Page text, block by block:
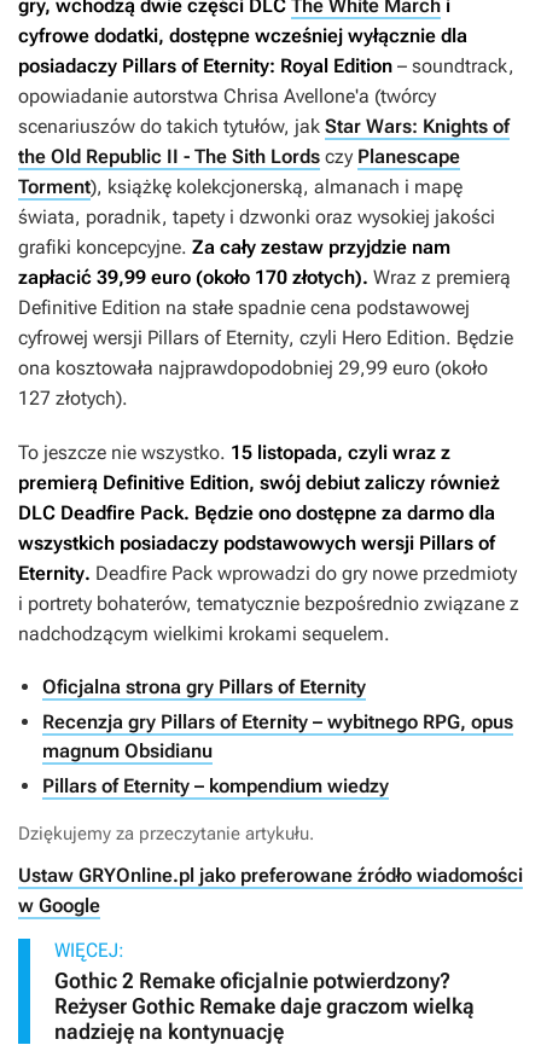
gry, wchodzą dwie części DLC The White March i
cyfrowe dodatki, dostępne wcześniej wyłącznie dla
posiadaczy Pillars of Eternity: Royal Edition – soundtrack,
opowiadanie autorstwa Chrisa Avellone'a (twórcy
scenariuszów do takich tytułów, jak Star Wars: Knights of
the Old Republic II - The Sith Lords czy Planescape
Torment), książkę kolekcjonerską, almanach i mapę
świata, poradnik, tapety i dzwonki oraz wysokiej jakości
grafiki koncepcyjne. Za cały zestaw przyjdzie nam
zapłacić 39,99 euro (około 170 złotych). Wraz z premierą
Definitive Edition na stałe spadnie cena podstawowej
cyfrowej wersji Pillars of Eternity, czyli Hero Edition. Będzie
ona kosztowała najprawdopodobniej 29,99 euro (około
127 złotych).
To jeszcze nie wszystko. 15 listopada, czyli wraz z
premierą Definitive Edition, swój debiut zaliczy również
DLC Deadfire Pack. Będzie ono dostępne za darmo dla
wszystkich posiadaczy podstawowych wersji Pillars of
Eternity. Deadfire Pack wprowadzi do gry nowe przedmioty
i portrety bohaterów, tematycznie bezpośrednio związane z
nadchodzącym wielkimi krokami sequelem.
Oficjalna strona gry Pillars of Eternity
Recenzja gry Pillars of Eternity – wybitnego RPG, opus
magnum Obsidianu
Pillars of Eternity – kompendium wiedzy
Dziękujemy za przeczytanie artykułu.
Ustaw GRYOnline.pl jako preferowane źródło wiadomości
w Google
WIĘCEJ:
Gothic 2 Remake oficjalnie potwierdzony?
Reżyser Gothic Remake daje graczom wielką
nadzieję na kontynuację